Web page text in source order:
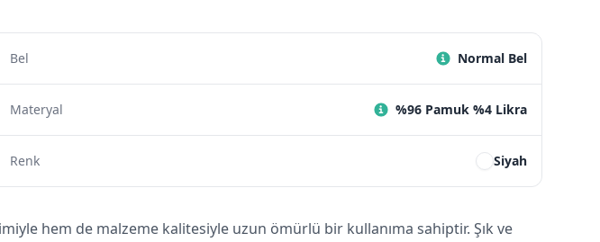
Bel Normal Bel
Materyal %96 Pamuk %4 Likra
Renk Siyah
hem de malzeme kalitesiyle uzun ömürlü bir kullanıma sahiptir. Şık ve